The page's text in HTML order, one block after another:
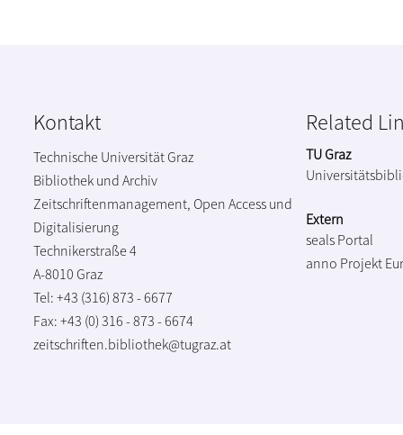
Kontakt
Technische Universität Graz
Bibliothek und Archiv
Zeitschriftenmanagement, Open Access und
Digitalisierung
Technikerstraße 4
A-8010 Graz
Tel: +43 (316) 873 - 6677
Fax: +43 (0) 316 - 873 - 6674
zeitschriften.bibliothek@tugraz.at
Related
TU Graz
Extern
seals Portal
anno Projekt